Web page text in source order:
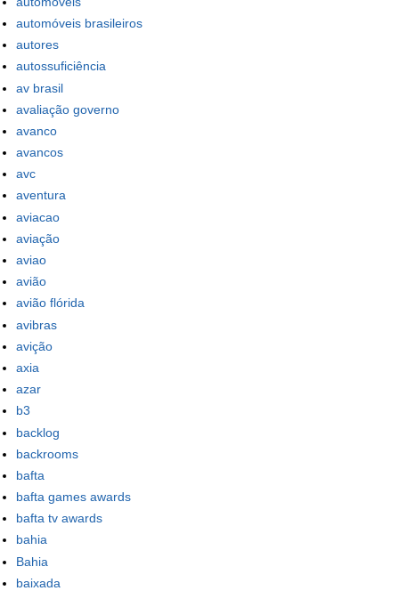
automóveis brasileiros
autores
autossuficiência
av brasil
avaliação governo
avanco
avancos
avc
aventura
aviacao
aviação
aviao
avião
avião flórida
avibras
avição
axia
azar
b3
backlog
backrooms
bafta
bafta games awards
bafta tv awards
bahia
Bahia
baixada